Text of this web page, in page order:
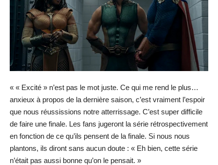
« « Excité » n’est pas le mot juste. Ce qui me rend le plus…
anxieux à propos de la dernière saison, c’est vraiment l’espoir
que nous réussissions notre atterrissage. C’est super difficile
de faire une finale. Les fans jugeront la série rétrospectivement
en fonction de ce qu’ils pensent de la finale. Si nous nous
plantons, ils diront sans aucun doute : « Eh bien, cette série
n’était pas aussi bonne qu’on le pensait. »